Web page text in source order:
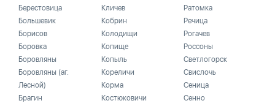
Берестовица
Большевик
Борисов
Боровка
Боровляны
Боровляны (аг.
Лесной)
Брагин
Кличев
Кобрин
Колодищи
Копище
Копыль
Кореличи
Корма
Костюковичи
Ратомка
Речица
Рогачев
Россоны
Светлогорск
Свислочь
Сеница
Сенно